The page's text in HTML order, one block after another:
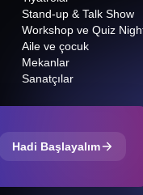
Stand-up & Talk Show
Workshop ve Quiz
Aile ve çocuk
Mekanlar
Sanatçılar
Hadi Başlayalım